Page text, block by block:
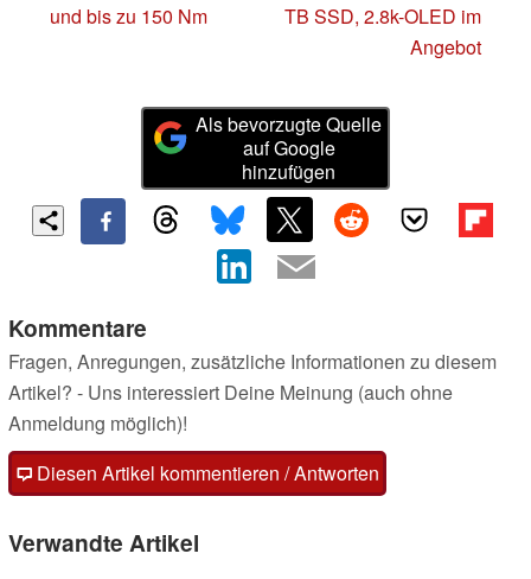
und bis zu 150 Nm
TB SSD, 2.8k-OLED im
Angebot
Als bevorzugte Quelle
auf Google
hinzufügen
Kommentare
Fragen, Anregungen, zusätzliche Informationen zu diesem
Artikel? - Uns interessiert Deine Meinung (auch ohne
Anmeldung möglich)!
Diesen Artikel kommentieren / Antworten
Verwandte Artikel